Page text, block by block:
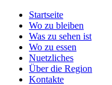
Startseite
Wo zu bleiben
Was zu sehen ist
Wo zu essen
Nuetzliches
Über die Region
Kontakte